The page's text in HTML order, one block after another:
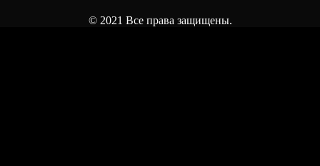
© 2021 Все права защищены.